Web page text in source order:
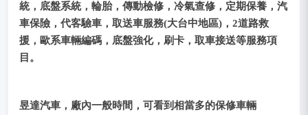
統，底盤系統，輪胎，傳動檢修，冷氣查修，定期保養，汽
車保險，代客驗車，取送車服務(大台中地區)，2道路救
援，歐系車輛編碼，底盤強化，刷卡，取車接送等服務項
目。
昱達汽車，廠內一般時間，可看到相當多的保修車輛